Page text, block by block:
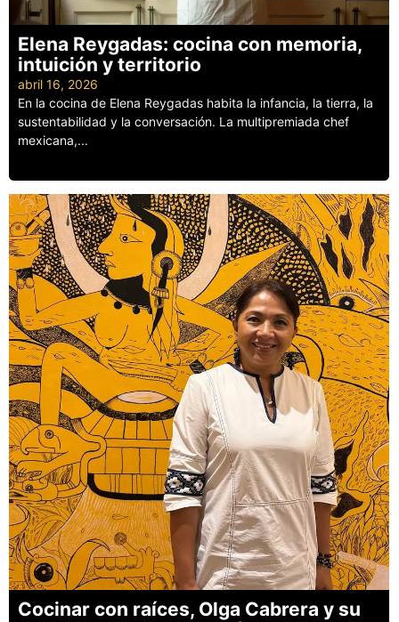
Elena Reygadas: cocina con memoria,
intuición y territorio
abril 16, 2026
En la cocina de Elena Reygadas habita la infancia, la tierra, la
sustentabilidad y la conversación. La multipremiada chef
mexicana,...
Cocinar con raíces, Olga Cabrera y su